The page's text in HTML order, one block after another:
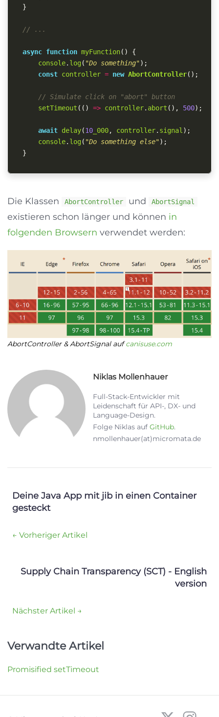
}
// ...
async function myFunction()
{
console. log( "Do something");
const controller = new AbortController();
// Simulate click on "abort" button
setTimeout (() => controller. abort (), 500);
await delay(10 _000, controller. signal );
console. log( "Do something else");
}
Die Klassen AbortController und AbortSignal
existieren schon länger und können in
folgenden Browsern verwendet werden:
AbortController & AbortSignal aufcanisuse.com
Niklas Mollenhauer
Full-Stack-Entwickler mit
Leidenschaft für API-, DX- und
Language-Design.
Folge Niklas auf GitHub.
nmollenhauer(at)micromata.de
Deine Java App mit jib in einen Container
gesteckt
← Vorheriger Artikel
Supply Chain Transparency (SCT) - English
version
Nächster Artikel →
Verwandte Artikel
Promisified setTimeout